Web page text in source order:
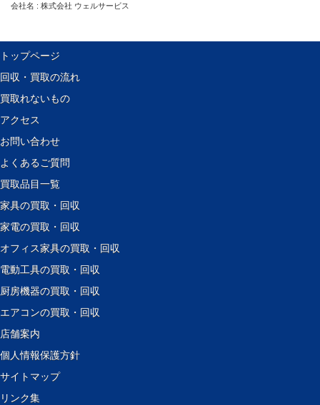
会社名 : 株式会社 ウェルサービス
トップページ
回収・買取の流れ
買取れないもの
アクセス
お問い合わせ
よくあるご質問
買取品目一覧
家具の買取・回収
家電の買取・回収
オフィス家具の買取・回収
電動工具の買取・回収
厨房機器の買取・回収
エアコンの買取・回収
店舗案内
個人情報保護方針
サイトマップ
リンク集